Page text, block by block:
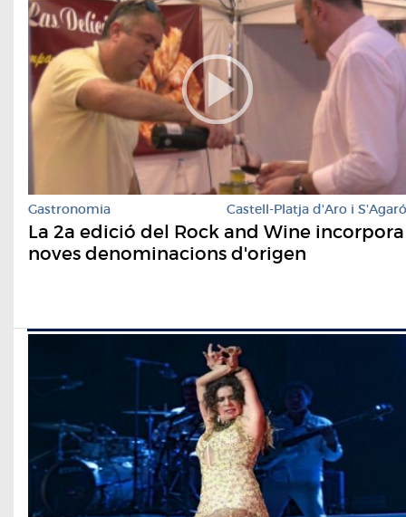
Gastronomia Castell-Platja d'Aro i S'Agaró
La 2a edició del Rock and Wine incorpora
noves denominacions d'origen